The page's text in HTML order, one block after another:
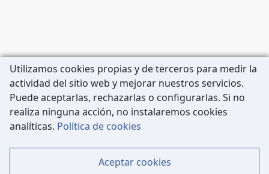
Carrer de Còrsega, 227
Tel: 933 63 33 80
Utilizamos cookies propias y de terceros para medir la
actividad del sitio web y mejorar nuestros servicios.
Puede aceptarlas, rechazarlas o configurarlas. Si no
realiza ninguna acción, no instalaremos cookies
analíticas. Política de cookies
Aceptar cookies